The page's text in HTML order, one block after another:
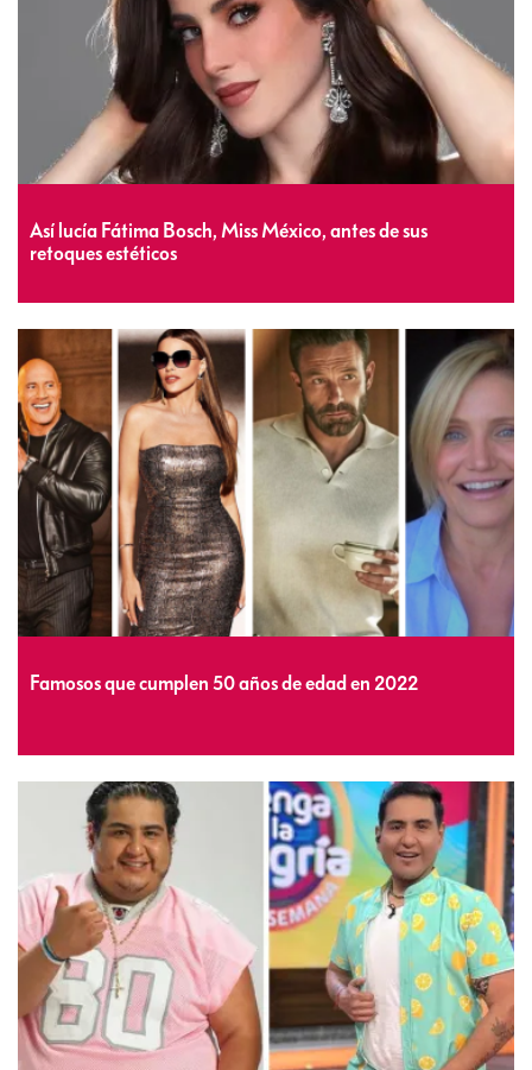
Así lucía Fátima Bosch, Miss México, antes de sus
retoques estéticos
Famosos que cumplen 50 años de edad en 2022